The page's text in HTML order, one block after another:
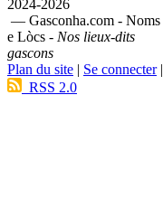
2024-2026
— Gasconha.com - Noms
e Lòcs - Nos lieux-dits
gascons
Plan du site | Se connecter|
RSS 2.0